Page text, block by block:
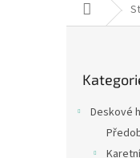
Domů
kategorie
Deskové